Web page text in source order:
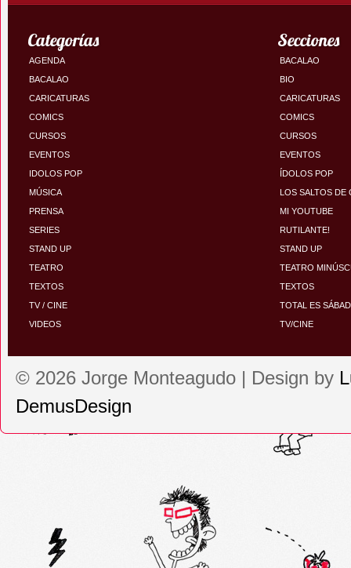
Categorías
AGENDA
BACALAO
CARICATURAS
COMICS
CURSOS
EVENTOS
IDOLOS POP
MÚSICA
PRENSA
SERIES
STAND UP
TEATRO
TEXTOS
TV / CINE
VIDEOS
Secciones
BACALAO
BIO
CARICATURAS
COMICS
CURSOS
EVENTOS
ÍDOLOS POP
LOS SALTOS DE
MI YOUTUBE
RUTILANTE!
STAND UP
TEATRO
TEXTOS
TOTAL ES
TV/CINE
© 2026 Jorge Monteagudo | Design by
DemusDesign